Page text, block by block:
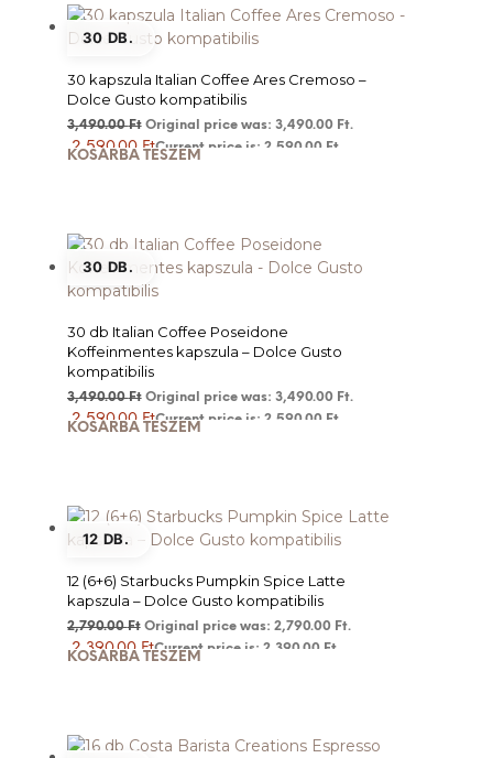
30 DB.
30 kapszula Italian Coffee Ares Cremoso –
Dolce Gusto kompatibilis
3,490.00Ft Original price was: 3,490.00 Ft.
2,590.00 FtCurrent price is: 2,590.00 Ft.
KOSÁRBA TESZEM
30 DB.
30 db Italian Coffee Poseidone
Koffeinmentes kapszula – Dolce Gusto
kompatibilis
3,490.00Ft Original price was: 3,490.00 Ft.
2,590.00 FtCurrent price is: 2,590.00 Ft.
KOSÁRBA TESZEM
12 DB.
12 (6+6) Starbucks Pumpkin Spice Latte
kapszula – Dolce Gusto kompatibilis
2,790.00Ft Original price was: 2,790.00 Ft.
2,390.00 FtCurrent price is: 2,390.00 Ft.
KOSÁRBA TESZEM